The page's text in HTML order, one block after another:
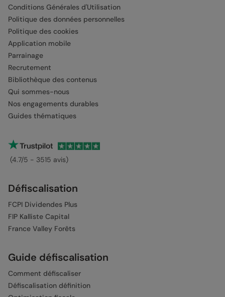
Conditions Générales d'Utilisation
Politique des données personnelles
Politique des cookies
Application mobile
Parrainage
Recrutement
Bibliothèque des contenus
Qui sommes-nous
Nos engagements durables
Guides thématiques
(4.7/5 - 3515 avis)
Défiscalisation
FCPI Dividendes Plus
FIP Kalliste Capital
France Valley Forêts
Guide défiscalisation
Comment défiscaliser
Défiscalisation définition